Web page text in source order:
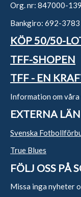
Org. nr: 847000-
Bankgiro: 692-3783
KÖP 50/50-
TFF-SHOPEN
TFF - EN
Information om våra
EXTERNA
Svenska
True Blues
FÖLJ OSS PÅ
Missa inga nyheter